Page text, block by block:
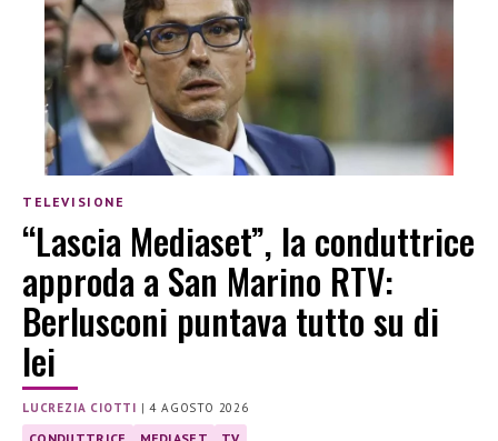
TELEVISIONE
“Lascia Mediaset”, la conduttrice
approda a San Marino RTV:
Berlusconi puntava tutto su di
lei
LUCREZIA CIOTTI |4 AGOSTO 2026